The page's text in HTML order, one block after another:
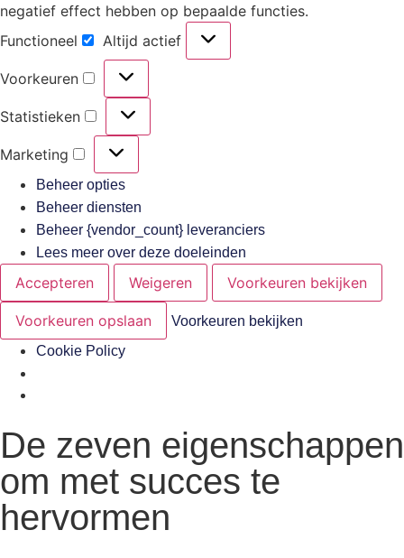
negatief effect hebben op bepaalde functies.
Functioneel
Altijd actief
Voorkeuren
Statistieken
Marketing
Beheer opties
Beheer diensten
Beheer {vendor_count} leveranciers
Lees meer over deze doeleinden
Accepteren Weigeren Voorkeuren bekijken
Voorkeuren opslaan
Voorkeuren bekijken
Cookie Policy
De zeven eigenschappen
om met succes te
hervormen